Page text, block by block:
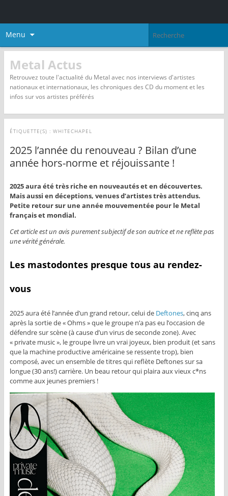
Menu
Metal Actus
Retrouvez toute l'actualité du Metal avec nos interviews d'artistes
nationaux et internationaux, les chroniques des CD du moment et les
infos sur vos artistes préférés
ÉTIQUETTE(S) : WHITECHAPEL
2025 l’année du renouveau ? Bilan d’une
année hors-norme et réjouissante !
2025 aura été très riche en nouveautés et en découvertes.
Mais aussi en déceptions, venues d’artistes très attendus.
Petite retour sur une année mouvementée pour le Metal
français et mondial.
Cet article est un avis purement subjectif de son autrice et ne reflète pas
une vérité générale.
Les mastodontes presque tous au rendez-
vous
2025 aura été l’année d’un grand retour, celui de Deftones, cinq ans
après la sortie de « Ohms » que le groupe n’a pas eu l’occasion de
défendre sur scène (à cause d’un virus de seconde zone). Avec
« private music », le groupe livre un vrai joyeux, bien produit (et sans
que la machine productive américaine se ressente trop), bien
composé, avec un ensemble de titres qui reflète Deftones sur sa
longue (30 ans!) carrière. Un beau retour qui plaira aux vieux c*ns
comme aux jeunes premiers !